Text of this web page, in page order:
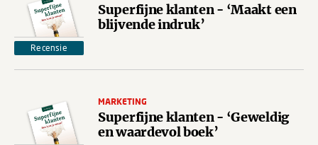
Recensie
Superfijne klanten - ‘Maakt een
blijvende indruk’
MARKETING
Superfijne klanten - ‘Geweldig
en waardevol boek’